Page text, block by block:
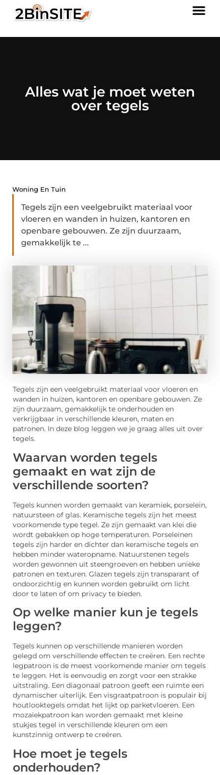
Alles wat je moet weten
over tegels
Woning En Tuin
Tegels zijn een veelgebruikt materiaal voor
vloeren en wanden in huizen, kantoren en
openbare gebouwen. Ze zijn duurzaam,
gemakkelijk te ...
Tegels zijn een veelgebruikt materiaal voor vloeren en
wanden in huizen, kantoren en openbare gebouwen. Ze
zijn duurzaam, gemakkelijk te onderhouden en
verkrijgbaar in verschillende kleuren, maten en
patronen. In deze blog leggen we je graag alles uit over
tegels.
Waarvan worden tegels
gemaakt en wat zijn de
verschillende soorten?
Tegels kunnen worden gemaakt van keramiek, porselein,
natuursteen of glas. Keramische tegels zijn het meest
voorkomende type tegel. Ze zijn gemaakt van klei die
wordt gebakken op hoge temperaturen. Porseleinen
tegels zijn harder en dichter dan keramische tegels en
hebben minder wateropname. Natuurstenen tegels
worden gewonnen uit steengroeven en hebben unieke
patronen en texturen. Glazen tegels zijn transparant of
ondoorzichtig en kunnen worden gebruikt om licht
door te laten of om privacy te bieden.
Op welke manier kun je tegels
leggen?
Tegels kunnen op verschillende manieren worden
gelegd om verschillende effecten te creëren. Een rechte
legpatroon is de meest voorkomende manier om tegels
te leggen. Het is eenvoudig en zorgt voor een strakke
uitstraling. Een diagonaal patroon geeft een ruimte een
dynamischer uiterlijk. Een visgraatpatroon is populair bij
houtlooktegels omdat het lijkt op parketvloeren. Een
mozaïekpatroon kan worden gemaakt met kleine
stukjes tegel in verschillende kleuren om een
kunstzinnig ontwerp te creëren.
Hoe moet je tegels
onderhouden?